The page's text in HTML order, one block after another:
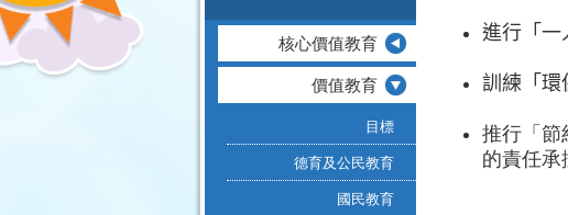
進行 「
訓練「環
推行「節
的責任承
核心價值教育
價值教育
目標
德育及公民教育
國民教育